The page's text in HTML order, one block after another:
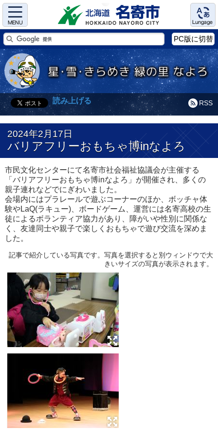
Menu Language
PC版に切替
RSS
読み上げる
2024年2月17日
バリアフリーおもちゃ博inなよろ
市民文化センターにて名寄市社会福祉協議会が主催する
「バリアフリーおもちゃ博inなよろ」が開催され、多くの
親子連れなどでにぎわいました。
会場内にはプラレールで遊ぶコーナーのほか、ボッチャ体
験やLaQ(ラキュー)、ボードゲーム、運営には名寄高校の生
徒によるボランティア協力があり、障がいや性別に関係な
く、友達同士や親子で楽しくおもちゃで遊び交流を深めま
した。
記事で紹介している写真です。写真を選択すると別ウィンドウで大
きいサイズの写真が表示されます。